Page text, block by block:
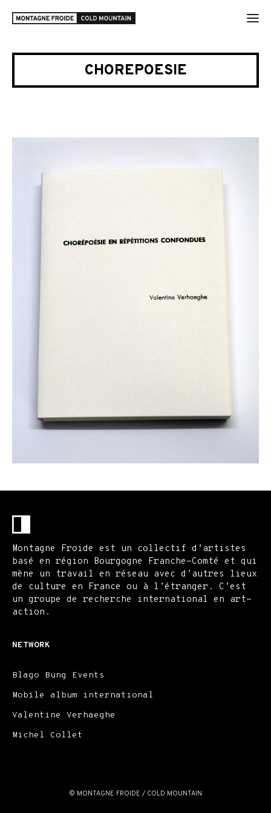
CHOREPOESIE
Montagne Froide est un collectif d’artistes
basé en région Bourgogne Franche-Comté et qui
mène un travail en réseau avec d’autres lieux
de culture en France ou à l’étranger. C’est
un groupe de recherche international en art-
action.
NETWORK
Blago Bung Events
Mobile album international
Valentine Verhaeghe
Michel Collet
© MONTAGNE FROIDE / COLD MOUNTAIN